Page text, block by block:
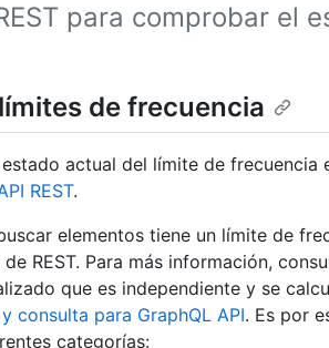
para comprobar el
de frecuencia
actual del límite de
REST.
elementos tiene un límite de
REST. Para más información,
que es independiente y se
consulta para GraphQL API. Es por
categorías: